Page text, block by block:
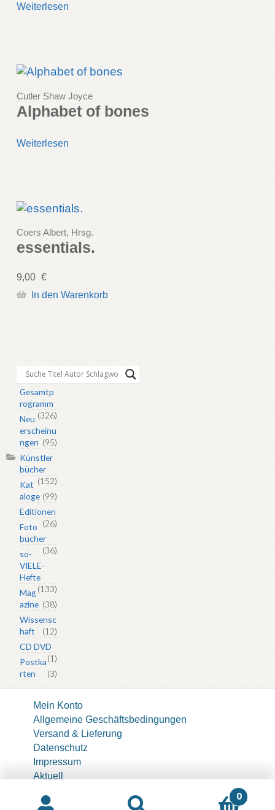
Weiterlesen
Cutler Shaw Joyce
Alphabet of bones
Weiterlesen
Coers Albert, Hrsg.
essentials.
9,00 €
In den Warenkorb
Gesamtp
rogramm
(326)
Neu
erscheinu
ngen (95)
Künstler
bücher
(152)
Kat
aloge (99)
Editionen
(26)
Foto
bücher
(36)
so-
VIELE-
Hefte
(133)
Mag
azine (38)
Wissensc
haft
(12)
CD DVD
(1)
Postka
rten
(3)
Mein Konto
Allgemeine Geschäftsbedingungen
Versand & Lieferung
Datenschutz
Impressum
Aktuell
0